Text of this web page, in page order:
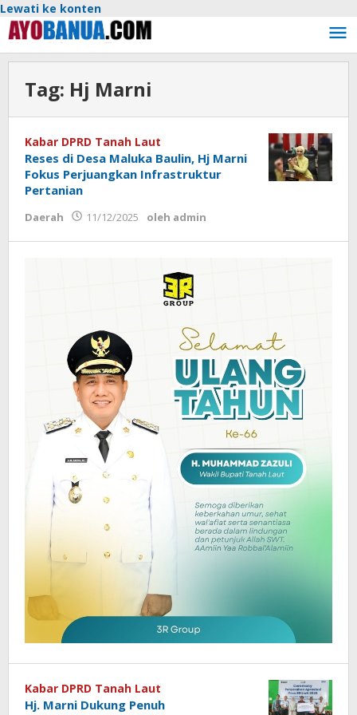
Lewati ke konten
Tag: Hj Marni
Kabar DPRD Tanah Laut
Reses di Desa Maluka Baulin, Hj Marni
Fokus Perjuangkan Infrastruktur
Pertanian
Daerah 11/12/2025 oleh admin
Kabar DPRD Tanah Laut
Hj. Marni Dukung Penuh